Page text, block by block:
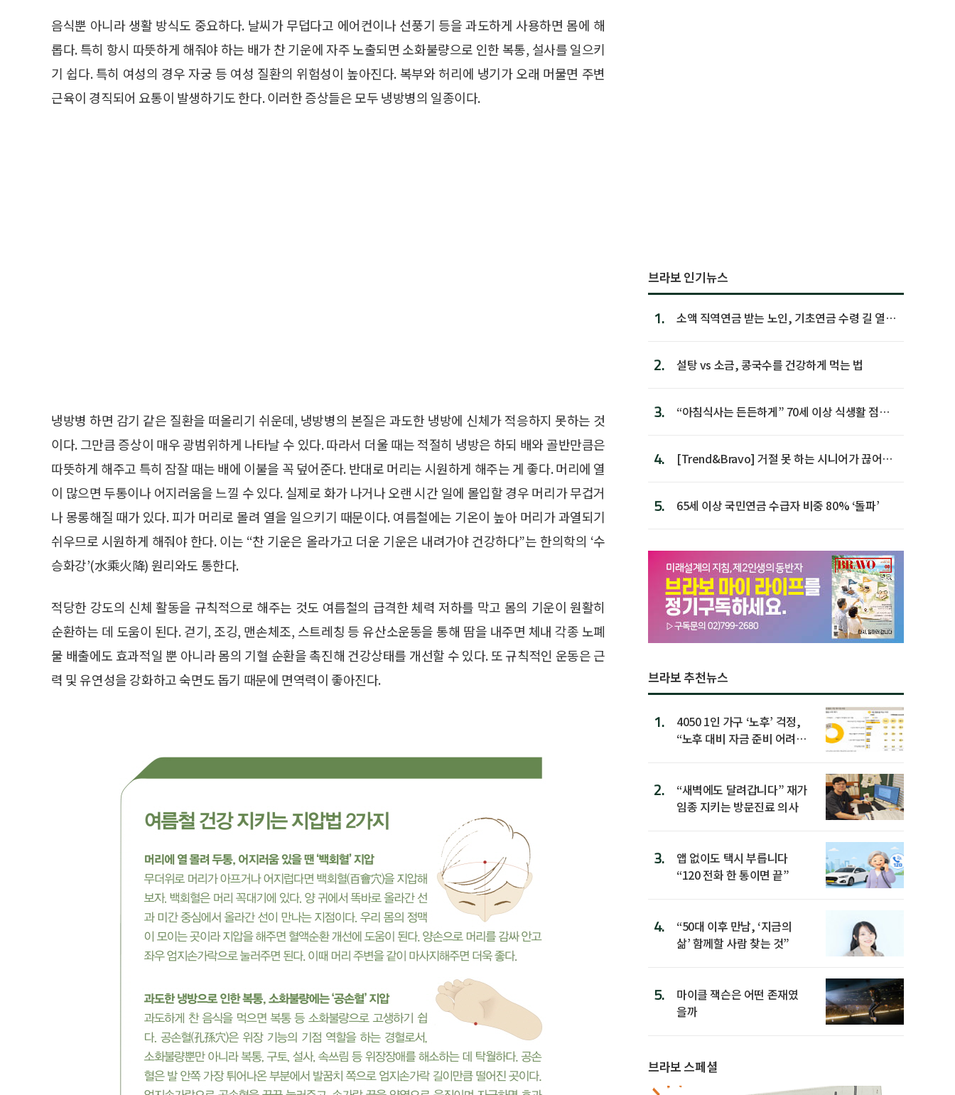
음식뿐 아니라 생활 방식도 중요하다. 날씨가 무덥다고 에어컨이나 선풍기 등을 과도하게 사용하면 몸에 해
롭다. 특히 항시 따뜻하게 해줘야 하는 배가 찬 기운에 자주 노출되면 소화불량으로 인한 복통, 설사를 일으키
기 쉽다. 특히 여성의 경우 자궁 등 여성 질환의 위험성이 높아진다. 복부와 허리에 냉기가 오래 머물면 주변
근육이 경직되어 요통이 발생하기도 한다. 이러한 증상들은 모두 냉방병의 일종이다.
냉방병 하면 감기 같은 질환을 떠올리기 쉬운데, 냉방병의 본질은 과도한 냉방에 신체가 적응하지 못하는 것
이다. 그만큼 증상이 매우 광범위하게 나타날 수 있다. 따라서 더울 때는 적절히 냉방은 하되 배와 골반만큼은
따뜻하게 해주고 특히 잠잘 때는 배에 이불을 꼭 덮어준다. 반대로 머리는 시원하게 해주는 게 좋다. 머리에 열
이 많으면 두통이나 어지러움을 느낄 수 있다. 실제로 화가 나거나 오랜 시간 일에 몰입할 경우 머리가 무겁거
나 몽롱해질 때가 있다. 피가 머리로 몰려 열을 일으키기 때문이다. 여름철에는 기온이 높아 머리가 과열되기
쉬우므로 시원하게 해줘야 한다. 이는 “찬 기운은 올라가고 더운 기운은 내려가야 건강하다”는 한의학의 ‘수
승화강’(水乘火降) 원리와도 통한다.
적당한 강도의 신체 활동을 규칙적으로 해주는 것도 여름철의 급격한 체력 저하를 막고 몸의 기운이 원활히
순환하는 데 도움이 된다. 걷기, 조깅, 맨손체조, 스트레칭 등 유산소운동을 통해 땀을 내주면 체내 각종 노폐
물 배출에도 효과적일 뿐 아니라 몸의 기혈 순환을 촉진해 건강상태를 개선할 수 있다. 또 규칙적인 운동은 근
력 및 유연성을 강화하고 숙면도 돕기 때문에 면역력이 좋아진다.
브라보 인기뉴스
1.
소액 직역연금 받는 노인, 기초연금 수령 길 열린
2. 설탕 vs 소금, 콩국수를 건강하게 먹는 법
3.
“아침식사는 든든하게” 70세 이상 식생활 점수
4.
[Trend&Bravo] 거절 못 하는 시니어가 끊어야
5. 65세 이상 국민연금 수급자 비중 80% ‘돌파’
브라보 추천뉴스
1.
4050 1인 가구 ‘노후’ 걱정,
“노후 대비 자금 준비 어려
2.
“새벽에도 달려갑니다” 재가
임종 지키는 방문진료 의사
3.
앱 없이도 택시 부릅니다
“120 전화 한 통이면 끝”
4.
“50대 이후 만남, ‘지금의
삶’ 함께할 사람 찾는 것”
5.
마이클 잭슨은 어떤 존재였
을까
브라보 스페셜